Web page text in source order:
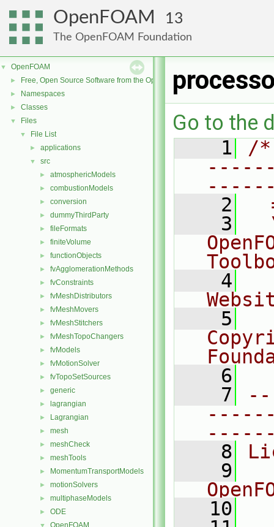
OpenFOAM 13
The OpenFOAM Foundation
▼ OpenFOAM
► Free, Open Source Software from the OpenFOAM Foundation
► Namespaces
► Classes
▼ Files
▼ File List
► applications
▼ src
► atmosphericModels
► combustionModels
► conversion
► dummyThirdParty
► fileFormats
► finiteVolume
► functionObjects
► fvAgglomerationMethods
► fvConstraints
► fvMeshDistributors
► fvMeshMovers
► fvMeshStitchers
► fvMeshTopoChangers
► fvModels
► fvMotionSolver
► fvTopoSetSources
► generic
► lagrangian
► Lagrangian
► mesh
► meshCheck
► meshTools
► MomentumTransportModels
► motionSolvers
► multiphaseModels
► ODE
OpenFOAM
Go to the
    1
/
    2
    3
    4
    5
    6
    7
    8
    9
   10